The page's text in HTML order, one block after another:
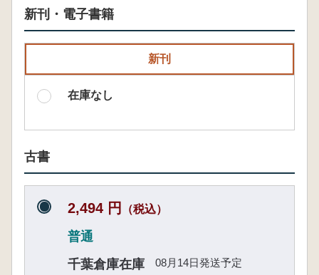
新刊・電子書籍
新刊
在庫なし
古書
2,494 円 （税込）
普通
千葉倉庫在庫
08月14日発送予定